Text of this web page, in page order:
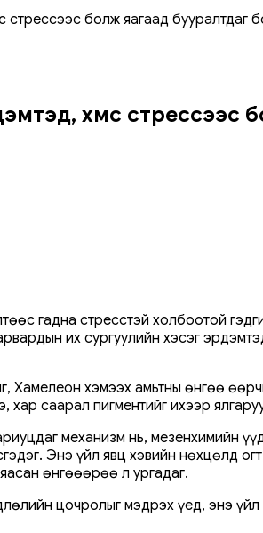
болж яагаад бууралтдаг
хүмүүс
гадна стресстэй холбоотой
их сургуулийн хэсэг
Хамелеон хэмээх амьтны өнгөө
саарал пигментийг ихээр
механизм нь, мезенхимийн
Энэ үйл явц хэвийн нөхцөлд
өнгөөөрөө л ургадаг.
цочролыг мэдрэх үед, энэ